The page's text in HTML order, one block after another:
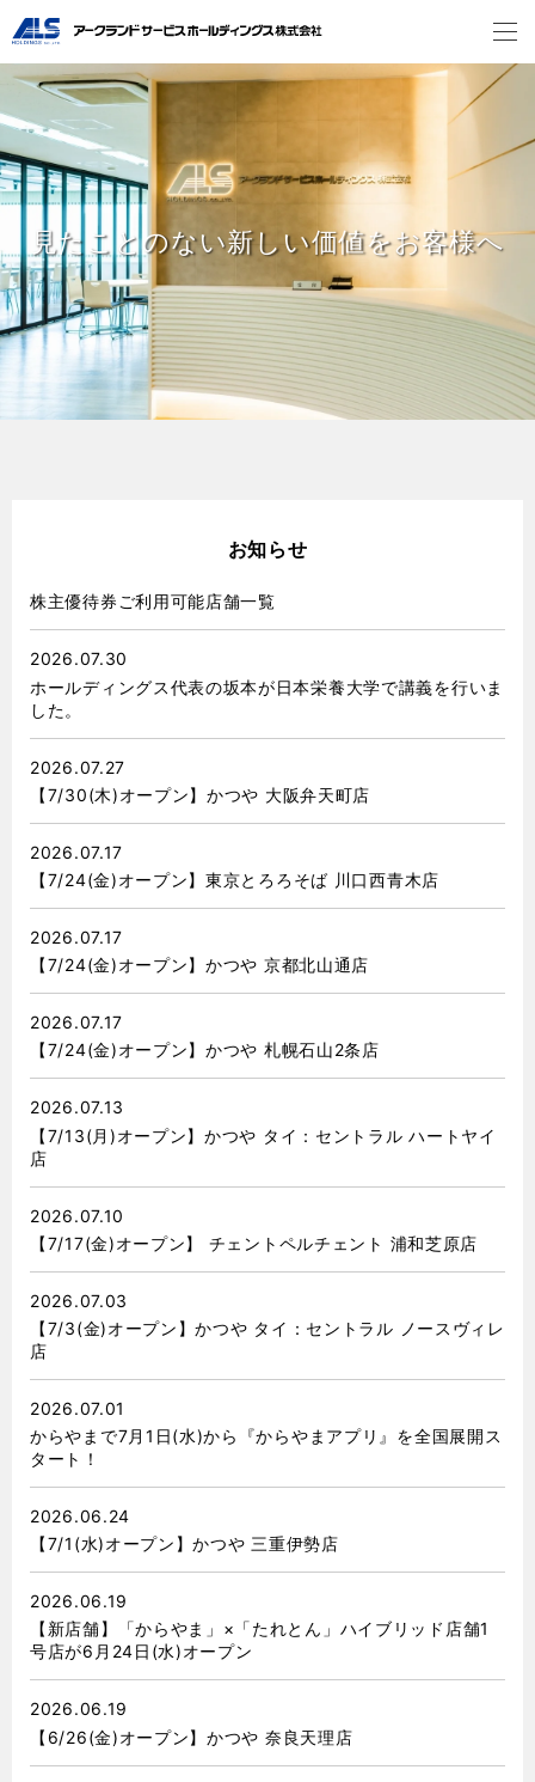
見たことのない新しい価値をお客様へ
お知らせ
株主優待券ご利用可能店舗一覧
2026.07.30
ホールディングス代表の坂本が日本栄養大学で講義を行いま
した。
2026.07.27
【7/30(木)オープン】かつや 大阪弁天町店
2026.07.17
【7/24(金)オープン】東京とろろそば 川口西青木店
2026.07.17
【7/24(金)オープン】かつや 京都北山通店
2026.07.17
【7/24(金)オープン】かつや 札幌石山2条店
2026.07.13
【7/13(月)オープン】かつや タイ：セントラル ハートヤイ
店
2026.07.10
【7/17(金)オープン】 チェントペルチェント 浦和芝原店
2026.07.03
【7/3(金)オープン】かつや タイ：セントラル ノースヴィレ
店
2026.07.01
からやまで7月1日(水)から『からやまアプリ』を全国展開ス
タート！
2026.06.24
【7/1(水)オープン】かつや 三重伊勢店
2026.06.19
【新店舗】「からやま」×「たれとん」ハイブリッド店舗1
号店が6月24日(水)オープン
2026.06.19
【6/26(金)オープン】かつや 奈良天理店